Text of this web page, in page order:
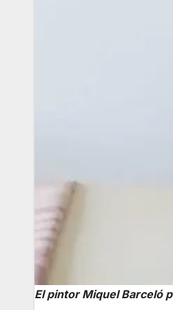
El pintor Miquel Barceló